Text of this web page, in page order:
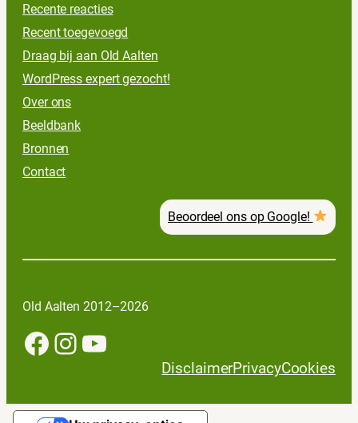
Recente reacties
Recent toegevoegd
Draag bij aan Old Aalten
WordPress expert gezocht!
Over ons
Beeldbank
Bronnen
Contact
Beoordeel ons op Google!
Old Aalten 2012–2026
Facebook InstagramYouTube
DisclaimerPrivacyCookies